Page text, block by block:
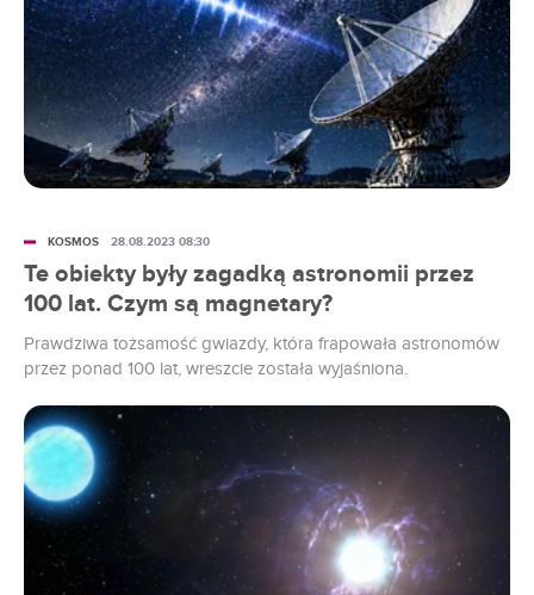
Te obiekty były zagadką astronomii przez
100 lat. Czym są magnetary?
Prawdziwa tożsamość gwiazdy, która frapowała astronomów
przez ponad 100 lat, wreszcie została wyjaśniona.
KOSMOS 28.08.2023 08:30